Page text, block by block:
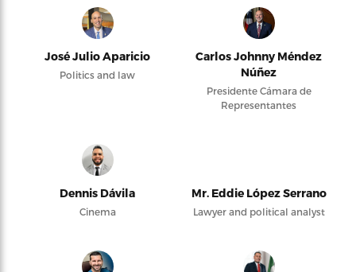
José Julio Aparicio
Politics and law
Carlos Johnny Méndez
Núñez
Presidente Cámara de
Representantes
Dennis Dávila
Cinema
Mr. Eddie López Serrano
Lawyer and political analyst